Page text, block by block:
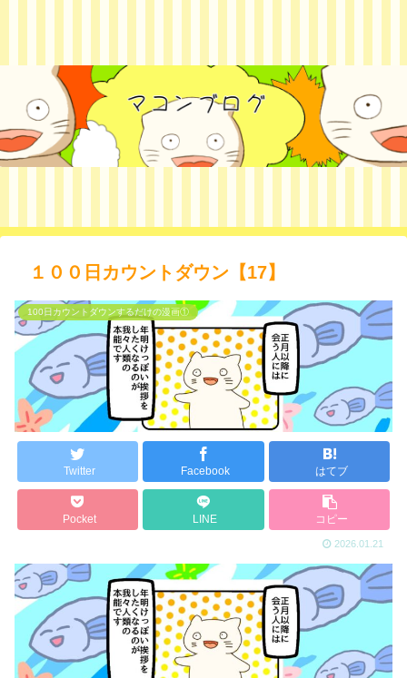
１００日カウントダウン【17】
100日カウントダウンするだけの漫画①
Twitter Facebook はてブ
Pocket LINE コピー
2026.01.21